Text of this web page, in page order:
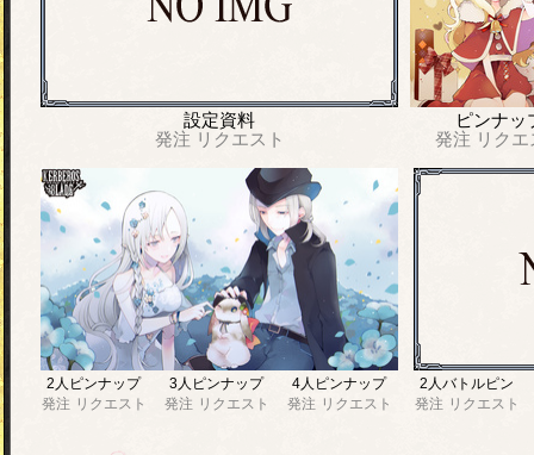
設定資料
発注 リクエスト
ピンナッ
発注 リク
2人ピンナップ
発注 リクエスト
3人ピンナップ
発注 リクエスト
4人ピンナップ
発注 リクエスト
2人バトルピン
発注 リクエスト